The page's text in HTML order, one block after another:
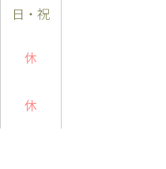
日・祝
休
休